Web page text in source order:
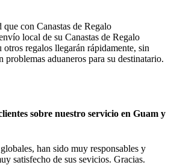
que con Canastas de Regalo
local de su Canastas de Regalo
otros regalos llegarán rápidamente, sin
problemas aduaneros para su destinatario.
sobre nuestro servicio en Guam y
han sido muy responsables y
satisfecho de sus sevicios. Gracias.